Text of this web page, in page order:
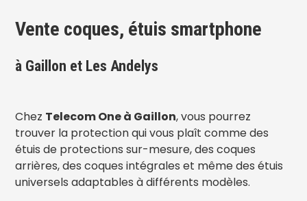
Vente coques, étuis smartphone
à Gaillon et Les Andelys
Chez Telecom One à Gaillon, vous pourrez
trouver la protection qui vous plaît comme des
étuis de protections sur-mesure, des coques
arrières, des coques intégrales et même des étuis
universels adaptables à différents modèles.